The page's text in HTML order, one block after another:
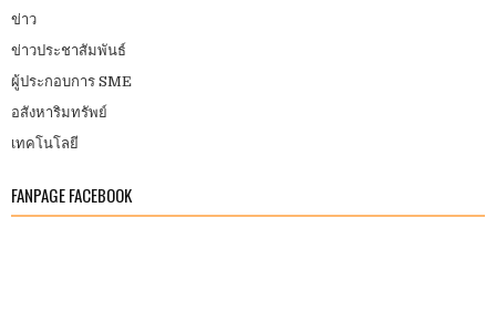
ข่าว
ข่าวประชาสัมพันธ์
ผู้ประกอบการ SME
อสังหาริมทรัพย์
เทคโนโลยี
FANPAGE FACEBOOK